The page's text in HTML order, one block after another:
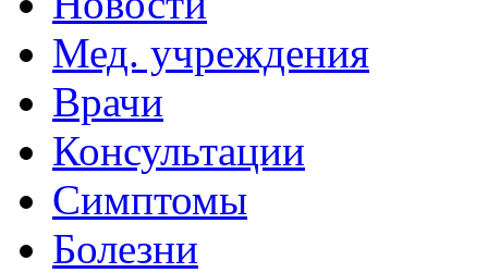
Мед. учреждения
Врачи
Консультации
Симптомы
Болезни